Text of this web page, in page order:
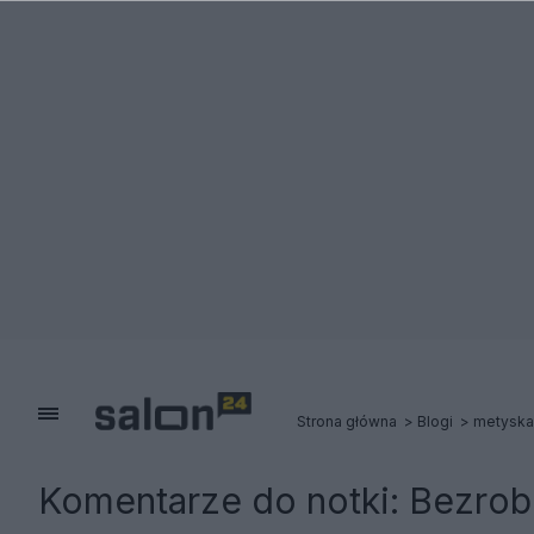
Strona główna Blogi metyska
Komentarze do notki: